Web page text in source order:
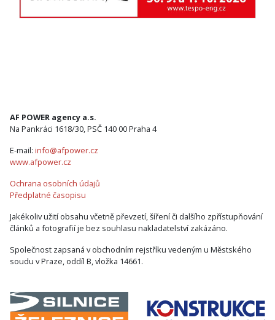
AF POWER agency a.s.
Na Pankráci 1618/30, PSČ 140 00 Praha 4
E-mail: info@afpower.cz
www.afpower.cz
Ochrana osobních údajů
Předplatné časopisu
Jakékoliv užití obsahu včetně převzetí, šíření či dalšího zpřístupňování
článků a fotografií je bez souhlasu nakladatelství zakázáno.
Společnost zapsaná v obchodním rejstříku vedeným u Městského
soudu v Praze, oddíl B, vložka 14661.